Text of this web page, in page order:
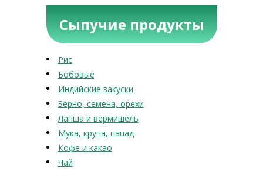
Сыпучие продукты
Рис
Бобовые
Индийские закуски
Зерно, семена, орехи
Лапша и вермишель
Мука, крупа, папад
Кофе и какао
Чай